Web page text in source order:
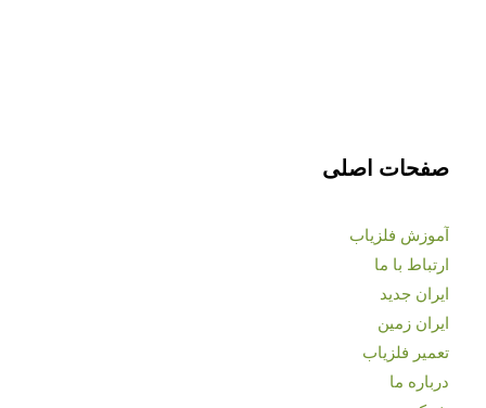
صفحات اصلی
آموزش فلزیاب
ارتباط با ما
ایران جدید
ایران زمین
تعمیر فلزیاب
درباره ما